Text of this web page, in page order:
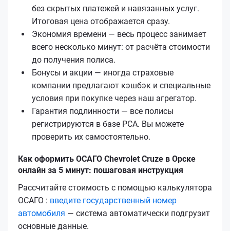
без скрытых платежей и навязанных услуг.
Итоговая цена отображается сразу.
Экономия времени — весь процесс занимает
всего несколько минут: от расчёта стоимости
до получения полиса.
Бонусы и акции — иногда страховые
компании предлагают кэшбэк и специальные
условия при покупке через наш агрегатор.
Гарантия подлинности — все полисы
регистрируются в базе РСА. Вы можете
проверить их самостоятельно.
Как оформить ОСАГО Chevrolet Cruze в Орске
онлайн за 5 минут: пошаговая инструкция
Рассчитайте стоимость с помощью калькулятора
ОСАГО : введите государственный номер
автомобиля — система автоматически подгрузит
основные данные.